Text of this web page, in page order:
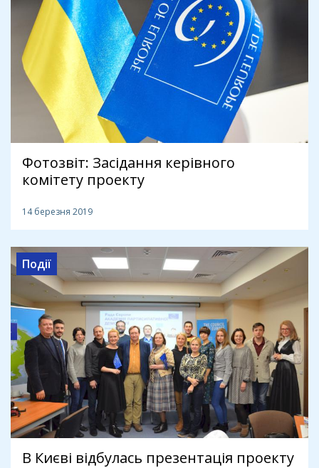
Фотозвіт: Засідання керівного
комітету проекту
14 березня 2019
Події
В Києві відбулась презентація проекту